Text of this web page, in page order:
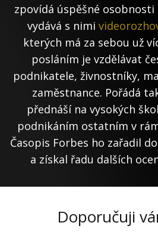
zpovídá úspěšné osobnosti
vydává s nimi
kterých má za sebou už
posláním je vzdělávat
podnikatele, živnostníky,
zaměstnance. Pořádá
přednáší na vysokých
podnikáním ostatním v
Časopis Forbes ho zařadil
a získal řadu dalších
Doporučuji